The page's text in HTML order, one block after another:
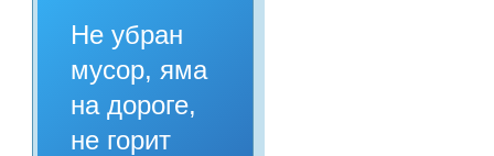
Не убран
мусор, яма
на дороге,
не горит